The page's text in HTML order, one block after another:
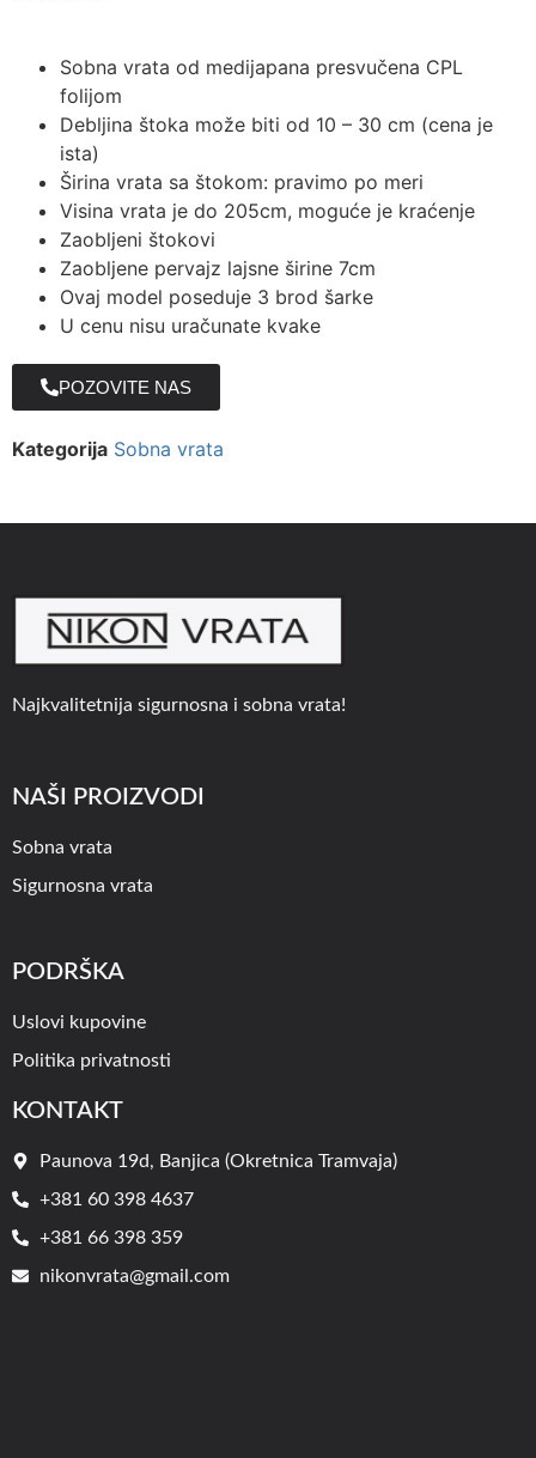
Sobna vrata od medijapana presvučena CPL
folijom
Debljina štoka može biti od 10 – 30 cm (cena je
ista)
Širina vrata sa štokom: pravimo po meri
Visina vrata je do 205cm, moguće je kraćenje
Zaobljeni štokovi
Zaobljene pervajz lajsne širine 7cm
Ovaj model poseduje 3 brod šarke
U cenu nisu uračunate kvake
POZOVITE NAS
Kategorija Sobna vrata
Najkvalitetnija sigurnosna i sobna vrata!
NAŠI PROIZVODI
Sobna vrata
Sigurnosna vrata
PODRŠKA
Uslovi kupovine
Politika privatnosti
KONTAKT
Paunova 19d, Banjica (Okretnica Tramvaja)
+381 60 398 4637
+381 66 398 359
nikonvrata@gmail.com